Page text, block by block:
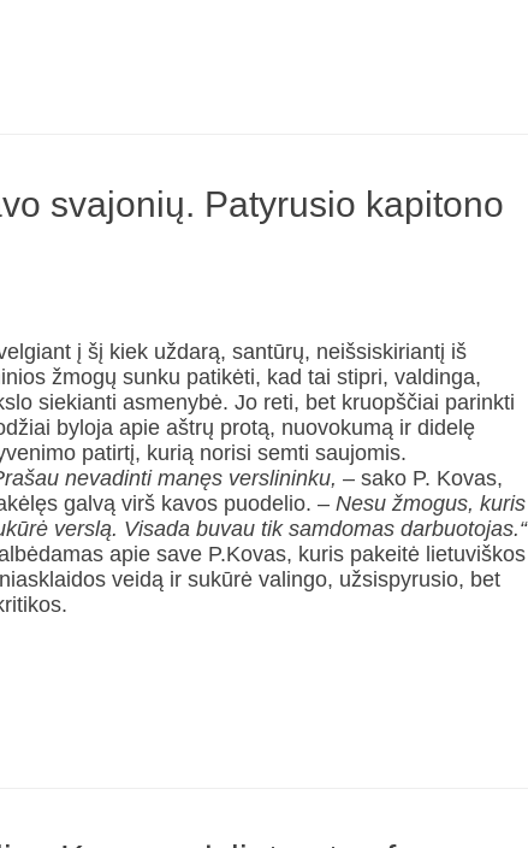
svajonių. Patyrusio kapitono
į šį kiek uždarą, santūrų, neišsiskiriantį iš
žmogų sunku patikėti, kad tai stipri, valdinga,
siekianti asmenybė. Jo reti, bet kruopščiai parinkti
byloja apie aštrų protą, nuovokumą ir didelę
patirtį, kurią norisi semti saujomis.
nevadinti manęs verslininku, – sako P. Kovas,
galvą virš kavos puodelio. – Nesu žmogus, kuris
verslą. Visada buvau tik samdomas darbuotojas.“
apie save P.Kovas, kuris pakeitė lietuviškos
veidą ir sukūrė valingo, užsispyrusio, bet